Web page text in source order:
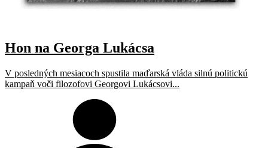
Hon na Georga Lukácsa
V posledných mesiacoch spustila maďarská vláda silnú politickú
kampaň voči filozofovi Georgovi Lukácsovi...